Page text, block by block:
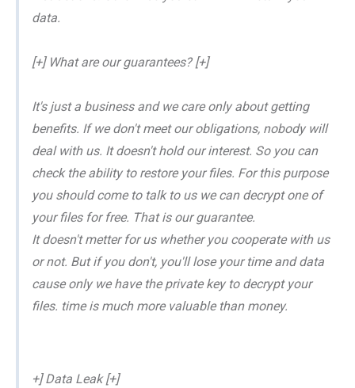
data.
[+] What are our guarantees? [+]
It's just a business and we care only about getting
benefits. If we don't meet our obligations, nobody will
deal with us. It doesn't hold our interest. So you can
check the ability to restore your files. For this purpose
you should come to talk to us we can decrypt one of
your files for free. That is our guarantee.
It doesn't metter for us whether you cooperate with us
or not. But if you don't, you'll lose your time and data
cause only we have the private key to decrypt your
files. time is much more valuable than money.
+] Data Leak [+]